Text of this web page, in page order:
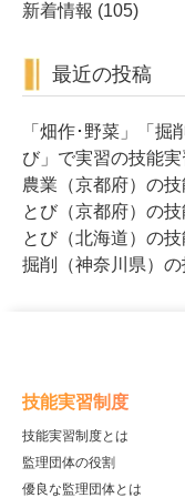
新着情報 (105)
最近の投稿
「畑作･野菜」「掘
び」で実習の技能
農業（京都府）の技
とび（京都府）の技
とび（北海道）の技
掘削（神奈川県）の
技能実習制度
技能実習制度とは
監理団体の役割
優良な監理団体とは